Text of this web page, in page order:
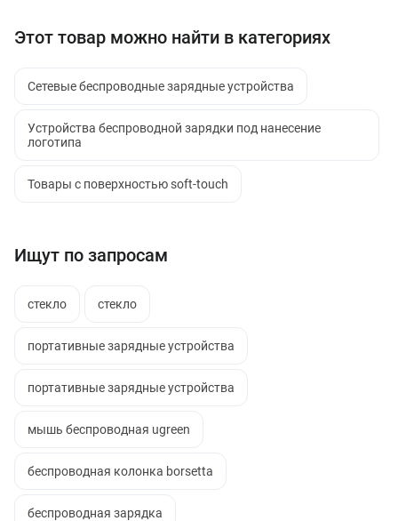
Этот товар можно найти в категориях
Сетевые беспроводные зарядные устройства
Устройства беспроводной зарядки под нанесение
логотипа
Товары с поверхностью soft-touch
Ищут по запросам
стекло стекло
портативные зарядные устройства
портативные зарядные устройства
мышь беспроводная ugreen
беспроводная колонка borsetta
беспроводная зарядка